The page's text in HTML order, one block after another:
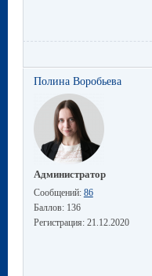
Полина Воробьева
Администратор
Сообщений: 86
Баллов: 136
Регистрация: 21.12.2020